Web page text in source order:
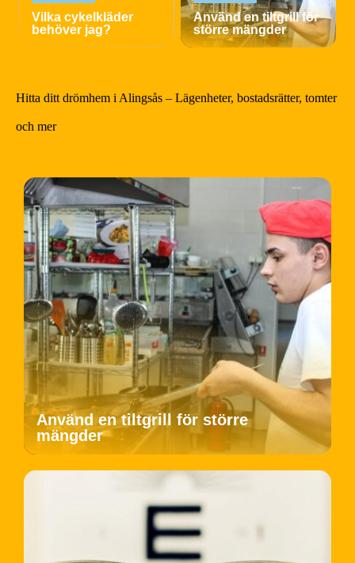
Vilka cykelkläder
behöver jag?
Använd en tiltgrill för
större mängder
Hitta ditt drömhem i Alingsås – Lägenheter, bostadsrätter, tomter
och mer
Använd en tiltgrill för större
mängder